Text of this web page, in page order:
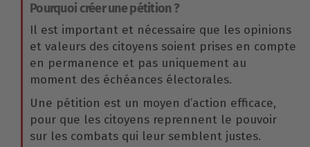
Pourquoi créer une pétition ?
Il est important et nécessaire que les opinions
et valeurs des citoyens soient prises en compte
en permanence et pas uniquement au
moment des échéances électorales.
Une pétition est un moyen d’action efficace,
pour que les citoyens reprennent le pouvoir
sur les combats qui leur semblent justes.